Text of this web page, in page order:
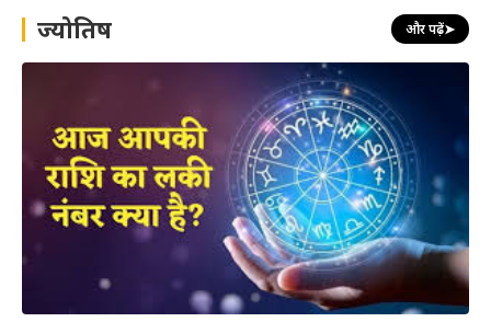
h ज्योतिष और पढ़ें➤